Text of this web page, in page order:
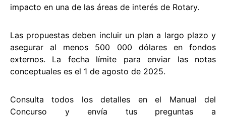
impacto en una de las áreas de interés de Rotary.
Las propuestas deben incluir un plan a largo plazo y
asegurar al menos 500 000 dólares en fondos
externos. La fecha límite para enviar las notas
conceptuales es el 1 de agosto de 2025.
Consulta todos los detalles en el Manual del
Concurso y envía tus preguntas a